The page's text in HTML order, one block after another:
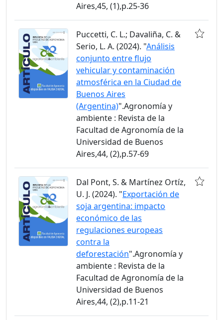
Aires,45, (1),p.25-36
Puccetti, C. L.; Davaliña, C. &
Serio, L. A. (2024). "Análisis
conjunto entre flujo
vehicular y contaminación
atmosférica en la Ciudad de
Buenos Aires
(Argentina)".Agronomía y
ambiente : Revista de la
Facultad de Agronomía de la
Universidad de Buenos
Aires,44, (2),p.57-69
Dal Pont, S. & Martínez Ortíz,
U. J. (2024). "Exportación de
soja argentina: impacto
económico de las
regulaciones europeas
contra la
deforestación".Agronomía y
ambiente : Revista de la
Facultad de Agronomía de la
Universidad de Buenos
Aires,44, (2),p.11-21